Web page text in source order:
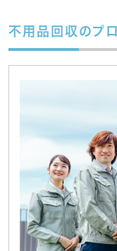
不用品回収のプ